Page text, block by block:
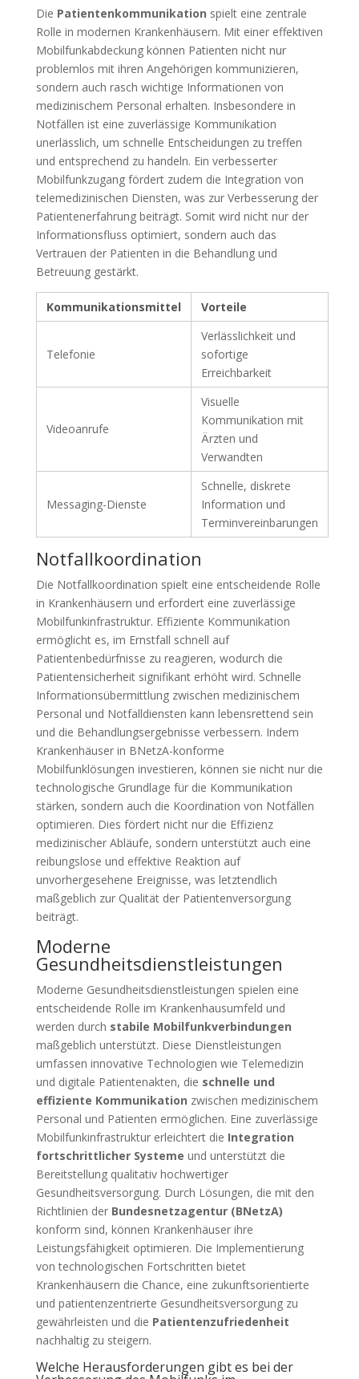
Die Patientenkommunikation spielt eine zentrale
Rolle in modernen Krankenhäusern. Mit einer effektiven
Mobilfunkabdeckung können Patienten nicht nur
problemlos mit ihren Angehörigen kommunizieren,
sondern auch rasch wichtige Informationen von
medizinischem Personal erhalten. Insbesondere in
Notfällen ist eine zuverlässige Kommunikation
unerlässlich, um schnelle Entscheidungen zu treffen
und entsprechend zu handeln. Ein verbesserter
Mobilfunkzugang fördert zudem die Integration von
telemedizinischen Diensten, was zur Verbesserung der
Patientenerfahrung beiträgt. Somit wird nicht nur der
Informationsfluss optimiert, sondern auch das
Vertrauen der Patienten in die Behandlung und
Betreuung gestärkt.
Kommunikationsmittel Vorteile
Telefonie
Verlässlichkeit und
sofortige
Erreichbarkeit
Videoanrufe
Visuelle
Kommunikation mit
Ärzten und
Verwandten
Messaging-Dienste
Schnelle, diskrete
Information und
Terminvereinbarungen
Notfallkoordination
Die Notfallkoordination spielt eine entscheidende Rolle
in Krankenhäusern und erfordert eine zuverlässige
Mobilfunkinfrastruktur. Effiziente Kommunikation
ermöglicht es, im Ernstfall schnell auf
Patientenbedürfnisse zu reagieren, wodurch die
Patientensicherheit signifikant erhöht wird. Schnelle
Informationsübermittlung zwischen medizinischem
Personal und Notfalldiensten kann lebensrettend sein
und die Behandlungsergebnisse verbessern. Indem
Krankenhäuser in BNetzA-konforme
Mobilfunklösungen investieren, können sie nicht nur die
technologische Grundlage für die Kommunikation
stärken, sondern auch die Koordination von Notfällen
optimieren. Dies fördert nicht nur die Effizienz
medizinischer Abläufe, sondern unterstützt auch eine
reibungslose und effektive Reaktion auf
unvorhergesehene Ereignisse, was letztendlich
maßgeblich zur Qualität der Patientenversorgung
beiträgt.
Moderne
Gesundheitsdienstleistungen
Moderne Gesundheitsdienstleistungen spielen eine
entscheidende Rolle im Krankenhausumfeld und
werden durch stabile Mobilfunkverbindungen
maßgeblich unterstützt. Diese Dienstleistungen
umfassen innovative Technologien wie Telemedizin
und digitale Patientenakten, die schnelle und
effiziente Kommunikation zwischen medizinischem
Personal und Patienten ermöglichen. Eine zuverlässige
Mobilfunkinfrastruktur erleichtert die Integration
fortschrittlicher Systeme und unterstützt die
Bereitstellung qualitativ hochwertiger
Gesundheitsversorgung. Durch Lösungen, die mit den
Richtlinien der Bundesnetzagentur (BNetzA)
konform sind, können Krankenhäuser ihre
Leistungsfähigkeit optimieren. Die Implementierung
von technologischen Fortschritten bietet
Krankenhäusern die Chance, eine zukunftsorientierte
und patientenzentrierte Gesundheitsversorgung zu
gewährleisten und die Patientenzufriedenheit
nachhaltig zu steigern.
Welche Herausforderungen gibt es bei der